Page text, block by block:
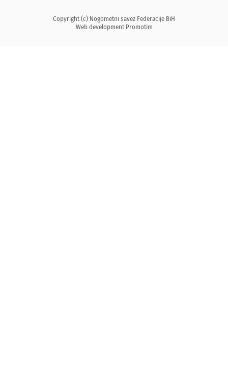
Copyright (c) Nogometni savez Federacije BiH
Web development Promotim